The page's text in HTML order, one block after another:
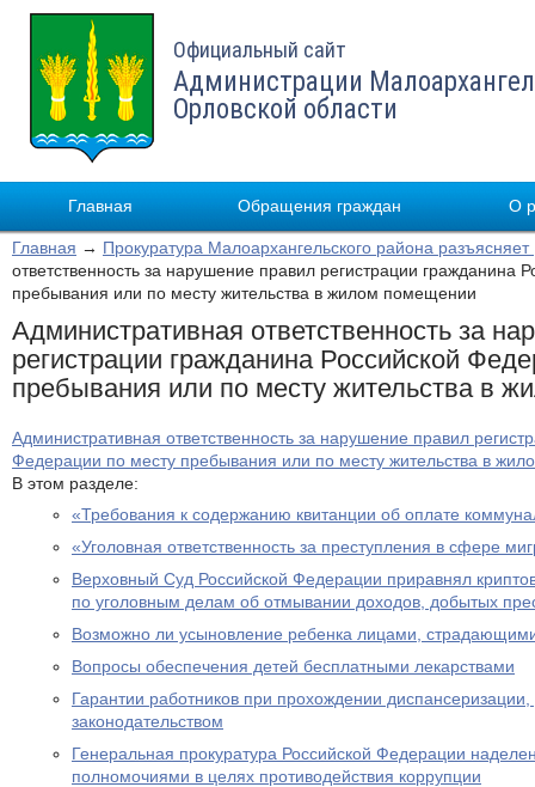
Официальный сайт
Администрации
Орловской области
Главная Обращения граждан О
Главная → Прокуратура Малоархангельского района разъясняет
ответственность за нарушение правил регистрации гражданина
пребывания или по месту жительства в жилом помещении
Административная ответственность за
регистрации гражданина Российской
пребывания или по месту жительства в
Административная ответственность за нарушение правил
Федерации по месту пребывания или по месту жительства в
В этом разделе:
«Требования к содержанию квитанции об оплате
«Уголовная ответственность за преступления в сфере
Верховный Суд Российской Федерации приравнял
по уголовным делам об отмывании доходов, добытых
Возможно ли усыновление ребенка лицами,
Вопросы обеспечения детей бесплатными лекарствами
Гарантии работников при прохождении
законодательством
Генеральная прокуратура Российской Федерации
полномочиями в целях противодействия коррупции